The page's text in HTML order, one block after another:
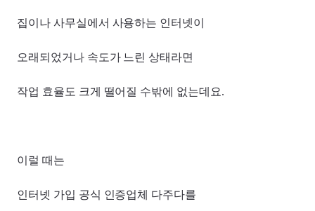
집이나 사무실에서 사용하는 인터넷이
오래되었거나 속도가 느린 상태라면
작업 효율도 크게 떨어질 수밖에 없는데요.
이럴 때는
인터넷 가입 공식 인증업체 다주다를